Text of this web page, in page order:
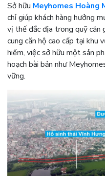
Sở hữu Meyhomes Hoàng
chỉ giúp khách hàng hưởng
vị thế đắc địa trong quỹ căn
cung căn hộ cao cấp tại khu
hiếm, việc sở hữu một sản
hoạch bài bản như
vững.